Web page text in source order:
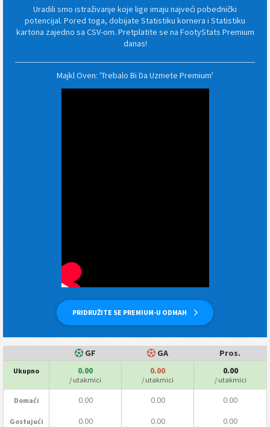
Uradili smo istraživanje koje lige imaju najveći pobednički
potencijal. Pored toga, dobijate Statistiku kornera i Statistiku
kartona zajedno sa CSV-om. Pretplatite se na FootyStats Premium
danas!
PRIDRUŽITE SE PREMIUM-U ODMAH
Majkl Oven: 'Trebalo Bi Da Uzmete Premium'
GF GA Pros.
Ukupno 0.00
/ utakmici
0.00
/ utakmici
0.00
/ utakmici
Domaći 0.00 0.00 0.00
Gostujući 0.00 0.00 0.00